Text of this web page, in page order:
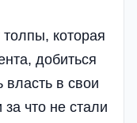
толпы, которая
добиться
власть в свои
что не стали